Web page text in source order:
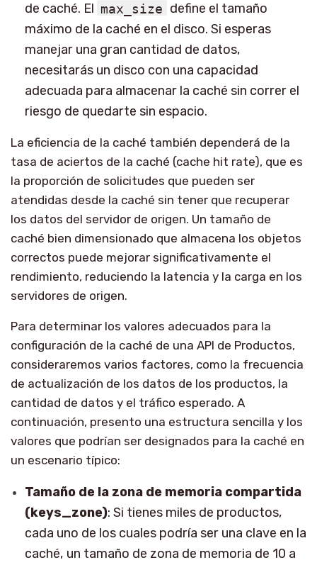
de caché. El max_size define el tamaño
máximo de la caché en el disco. Si esperas
manejar una gran cantidad de datos,
necesitarás un disco con una capacidad
adecuada para almacenar la caché sin correr el
riesgo de quedarte sin espacio.
La eficiencia de la caché también dependerá de la
tasa de aciertos de la caché (cache hit rate), que es
la proporción de solicitudes que pueden ser
atendidas desde la caché sin tener que recuperar
los datos del servidor de origen. Un tamaño de
caché bien dimensionado que almacena los objetos
correctos puede mejorar significativamente el
rendimiento, reduciendo la latencia y la carga en los
servidores de origen.
Para determinar los valores adecuados para la
configuración de la caché de una API de Productos,
consideraremos varios factores, como la frecuencia
de actualización de los datos de los productos, la
cantidad de datos y el tráfico esperado. A
continuación, presento una estructura sencilla y los
valores que podrían ser designados para la caché en
un escenario típico:
Tamaño de la zona de memoria compartida
(keys_zone): Si tienes miles de productos,
cada uno de los cuales podría ser una clave en la
caché, un tamaño de zona de memoria de 10 a